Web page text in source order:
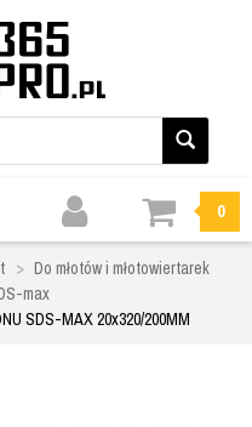
0
Do młotów i młotowiertarek
max
SDS-MAX 20x320/200MM